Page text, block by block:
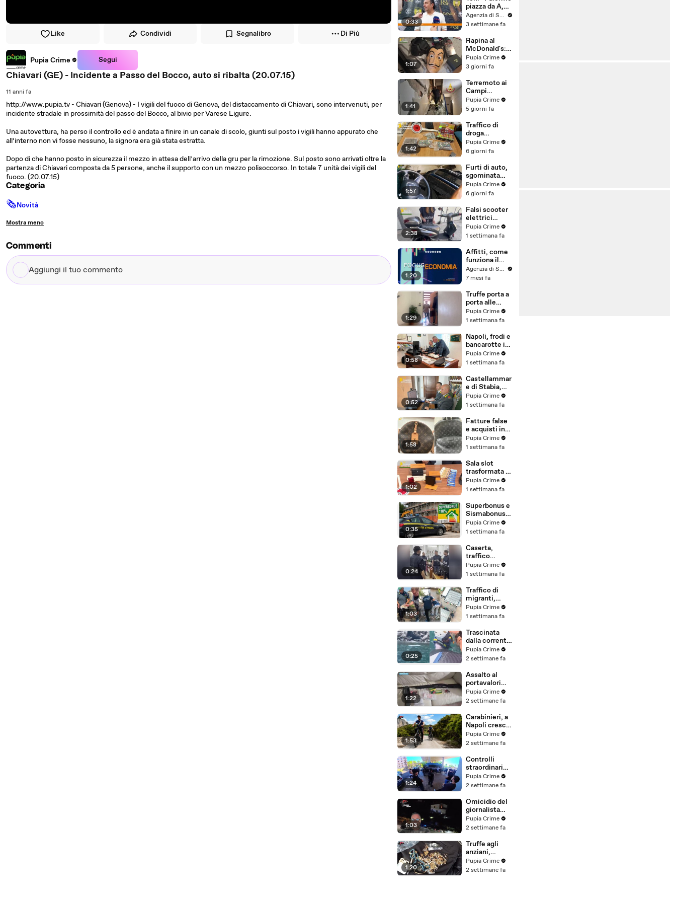
Like Condividi Segnalibro Di Più
Pupia Crime Segui
Chiavari (GE) - Incidente a Passo del Bocco, auto si ribalta (20.07.15)
11 anni fa
http://www.pupia.tv - Chiavari (Genova) - I vigili del fuoco di Genova, del distaccamento di Chiavari, sono intervenuti, per
incidente stradale in prossimità del passo del Bocco, al bivio per Varese Ligure.
Una autovettura, ha perso il controllo ed è andata a finire in un canale di scolo, giunti sul posto i vigili hanno appurato che
all’interno non vi fosse nessuno, la signora era già stata estratta.
Dopo di che hanno posto in sicurezza il mezzo in attesa dell’arrivo della gru per la rimozione. Sul posto sono arrivati oltre la
partenza di Chiavari composta da 5 persone, anche il supporto con un mezzo polisoccorso. In totale 7 unità dei vigili del
fuoco. (20.07.15)
Categoria
🗞Novità
Mostra meno
Commenti
Aggiungi
il
voto a
maggioranza"
0:33
piazza da A,
può essere
l'anno buono”
Agenzia di Stampa ITALPRESS
3 settimane fa
1:07
Rapina al
McDonald's:
cinque arresti,
due indagati
spaccio di
droga
(03.08.26)
Pupia Crime
3 giorni fa
1:41
Terremoto ai
Campi
Flegrei: 250
sfollati e 21
residenti
chiedono
certezze sul
futuro
(01.08.26)
Pupia Crime
5 giorni fa
1:42
Traffico di
droga
"ispirato" da
serie tv e trap:
(31.07.26)
Pupia Crime
6 giorni fa
1:57
Furti di auto,
sgominata
banda
specializzata:
(31.07.26)
Pupia Crime
6 giorni fa
2:38
Falsi scooter
elettrici
venduti come
e-bike:
5 milioni
(30.07.26)
Pupia Crime
1 settimana fa
1:20
Affitti, come
funziona il
canone
concordato
Agenzia di Stampa ITALPRESS
7 mesi fa
1:29
Truffe porta a
porta alle
anziane: in 6 a
processo,
vittime in
tutta Italia
(30.07.26)
Pupia Crime
1 settimana fa
0:58
Napoli, frodi e
bancarotte in
commercio
vini:
7,8 milioni
(30.07.26)
Pupia Crime
1 settimana fa
0:52
Castellammar
e di Stabia,
evasione
fiscale:
beni per 1,6
milioni ad un
consorzio
navale
(29.07.26)
Pupia Crime
1 settimana fa
1:58
Fatture false
e acquisti in
nero, blitz
contro rete di
cinesi
sequestri per
8,5 milioni
(29.07.26)
Pupia Crime
1 settimana fa
1:02
Sala slot
trasformata in
"bancomat":
sequestrati
220mila euro
a due coniugi
(29.07.26)
Pupia Crime
1 settimana fa
0:35
Superbonus e
Sismabonus,
sequestrati
beni per 1,4
scoperto
sistema con
false
abitazioni
(29.07.26)
Pupia Crime
1 settimana fa
0:24
Caserta,
traffico
internazionale
di cocaina:
latitante
nigeriano
ricercato dal
2019
(28.07.26)
Pupia Crime
1 settimana fa
1:03
Traffico di
migranti,
smantellata
rete tra
altre 9
province: 18
arresti
(27.07.26)
Pupia Crime
1 settimana fa
0:25
Trascinata
dalla corrente
per 3
chilometri su
materassino:
salvata dalla
Polizia
(25.07.26)
Pupia Crime
2 settimane fa
1:22
Assalto al
portavalori
con 30 chili
d'oro sventato
arresti
(25.07.26)
Pupia Crime
2 settimane fa
1:53
Carabinieri, a
Napoli cresce
la "flotta
green": nuove
elettriche e
mezzi
sostenibili
anche sulle
isole
(25.07.26)
Pupia Crime
2 settimane fa
1:24
Controlli
straordinari
della Polizia a
Milano e
arresti, 29
denunce e
oltre 7mila
persone
identificate
(25.07.26)
Pupia Crime
2 settimane fa
1:03
Omicidio del
giornalista
Luca
Esposito:
killer, è un
26enne
tunisino
(25.07.26)
Pupia Crime
2 settimane fa
1:20
Truffe agli
anziani,
arrestato il
telefonista
Pupia Crime
2 settimane fa